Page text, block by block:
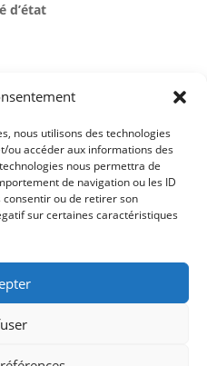
nous utilisons des technologies
ou accéder aux informations des
nous permettra de
de navigation ou les ID
consentir ou de retirer son
sur certaines caractéristiques
d’état
douce
à l’ASPTT
de Judo
de Judo